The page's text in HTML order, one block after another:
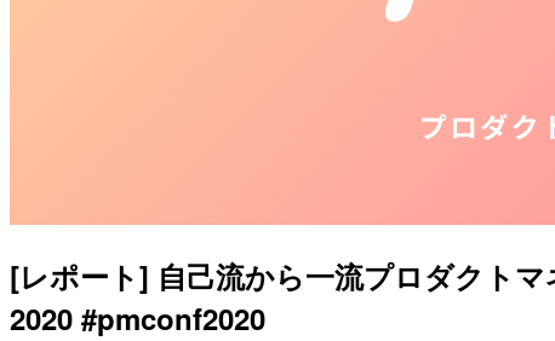
[レポート] 自己流から一流プロダクト
2020 #pmconf2020